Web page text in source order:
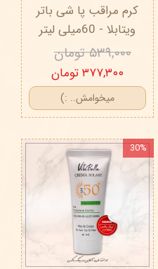
کرم مراقب پا شی باتر
ویتابلا - 60میلی لیتر
۵۳۹,۰۰۰ تومان
۳۷۷,۳۰۰ تومان
میخوامش.. :)
30%